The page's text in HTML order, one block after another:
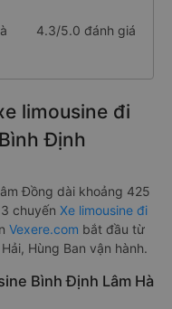
4.3/5.0 đánh giá
limousine đi
Định
Đồng dài khoảng 425
chuyến Xe limousine đi
Vexere.com bắt đầu từ
Hùng Ban vận hành.
Bình Định Lâm Hà